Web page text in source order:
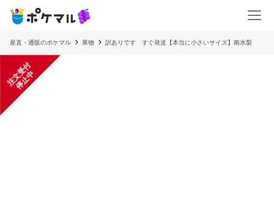
産直・通販のポケマル 果物 訳ありです すぐ発送【本当に小さいサイズ】南水梨
注
文
受
付
停
止
中